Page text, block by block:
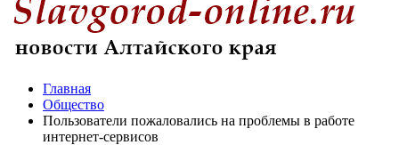
Главная
Общество
Пользователи пожаловались на проблемы в работе
интернет-сервисов